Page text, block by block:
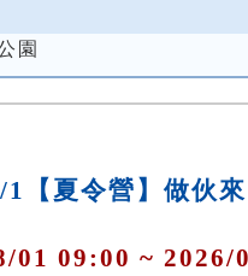
園
【夏令營】做伙
01 09:00 ~ 2026/